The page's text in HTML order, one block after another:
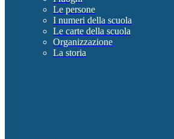
Le persone
I numeri della scuola
Le carte della scuola
Organizzazione
La storia